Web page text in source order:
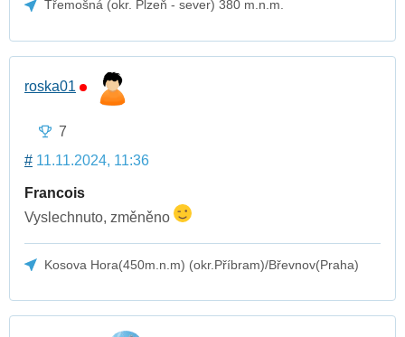
Třemošná (okr. Plzeň - sever) 380 m.n.m.
roska01
7
# 11.11.2024, 11:36
Francois
Vyslechnuto, změněno
Kosova Hora(450m.n.m) (okr.Příbram)/Břevnov(Praha)